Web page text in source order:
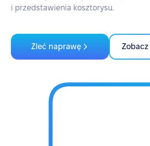
i przedstawienia kosztorysu.
Zleć naprawę Zobacz